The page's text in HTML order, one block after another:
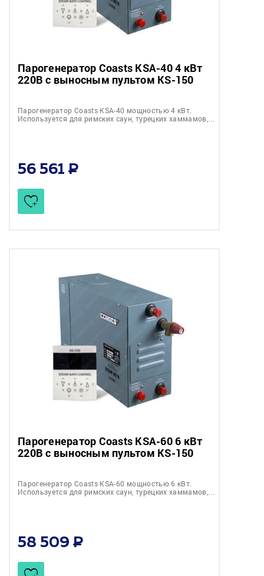
Парогенератор Coasts KSA-40 4 кВт
220В с выносным пультом KS-150
Парогенератор Coasts KSA-40 мощностью 4 кВт.
Используется для римских саун, турецких хаммамов,…
56 561
Парогенератор Coasts KSA-60 6 кВт
220В с выносным пультом KS-150
Парогенератор Coasts KSA-60 мощностью 6 кВт.
Используется для римских саун, турецких хаммамов,…
58 509